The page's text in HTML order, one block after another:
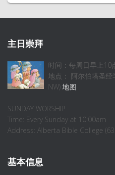
主日崇拜
时间：每周日早上10
地点： 阿尔伯塔圣
NW) 地图
SUNDAY WORSHIP
Time: Every Sunday at 10:00am
Address: Alberta Bible College
基本信息